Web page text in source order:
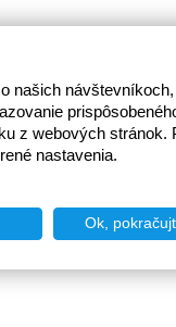
našich
z webových stránok.
nastavenia.
Ok,